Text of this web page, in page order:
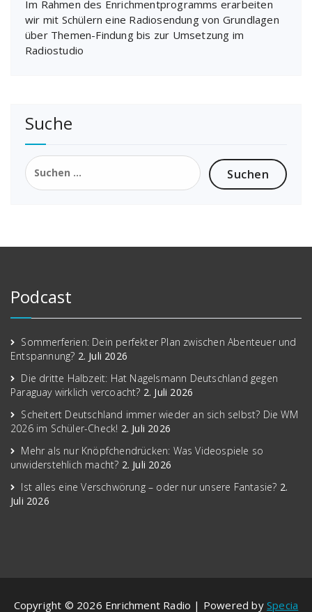
Im Rahmen des Enrichmentprogramms erarbeiten
wir mit Schülern eine Radiosendung von Grundlagen
über Themen-Findung bis zur Umsetzung im
Radiostudio
Suche
Suchen
nach:
Podcast
Sommerferien: Dein perfekter Plan zwischen Abenteuer und
Entspannung? 2. Juli 2026
Die dritte Halbzeit: Hat Nagelsmann Deutschland gegen
Paraguay wirklich vercoacht? 2. Juli 2026
Scheitert Deutschland immer wieder an sich selbst? Die WM
2026 im Schüler-Check! 2. Juli 2026
Mehr als nur Knöpfchendrücken: Was Videospiele so
unwiderstehlich macht? 2. Juli 2026
Ist alles eine Verschwörung – oder nur unsere Fantasie? 2.
Juli 2026
Copyright © 2026 Enrichment Radio | Powered bySpecia